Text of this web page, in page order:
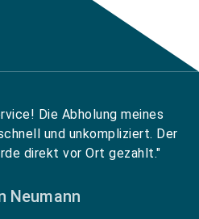
Die Abholung meines
und unkompliziert. Der
direkt vor Ort gezahlt."
Neumann